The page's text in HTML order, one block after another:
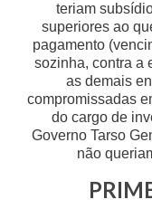
teriam
superiores ao
pagamento
sozinha, contra a
as demais
compromissadas
do cargo de
Governo Tarso
não